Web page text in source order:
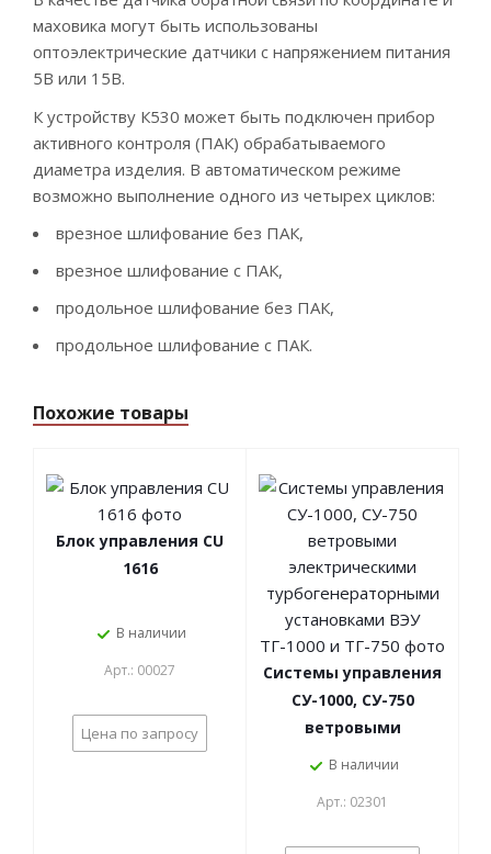
маховика могут быть использованы
оптоэлектрические датчики с напряжением питания
5В или 15В.
К устройству К530 может быть подключен прибор
активного контроля (ПАК) обрабатываемого
диаметра изделия. В автоматическом режиме
возможно выполнение одного из четырех циклов:
врезное шлифование без ПАК,
врезное шлифование с ПАК,
продольное шлифование без ПАК,
продольное шлифование с ПАК.
Похожие товары
Блок управления CU
1616
В наличии
Арт.: 00027
Цена по запросу
Системы управления
СУ-1000, СУ-750
ветровыми
электрическими
установками ВЭУ
В наличии
Арт.: 02301